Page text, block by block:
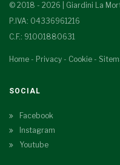
© 2018 - 2026 | Giardini La
P.IVA: 04336961216
C.F.: 91001880631
Home - Privacy - Cookie -
SOCIAL
Facebook
Instagram
Youtube